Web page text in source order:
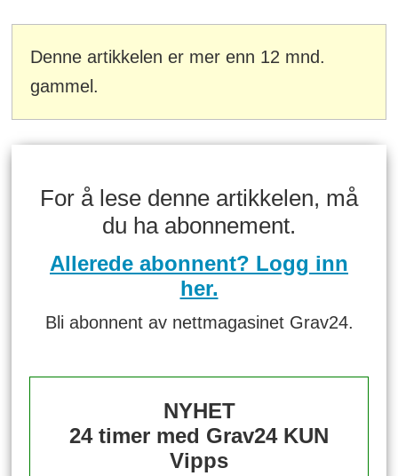
Denne artikkelen er mer enn 12 mnd.
gammel.
For å lese denne artikkelen, må
du ha abonnement.
Allerede abonnent? Logg inn
her.
Bli abonnent av nettmagasinet Grav24.
NYHET
24 timer med Grav24 KUN
Vipps